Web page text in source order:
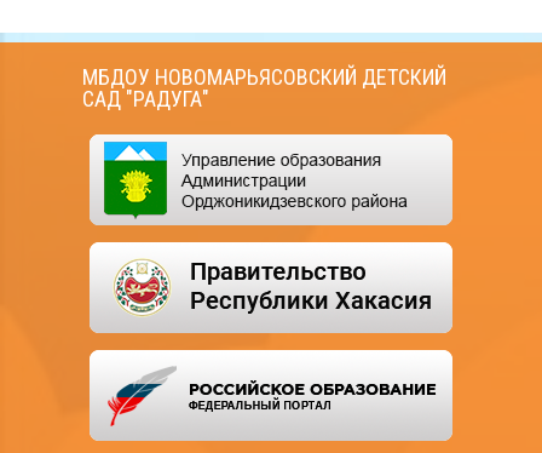
МБДОУ НОВОМАРЬЯСОВСКИЙ ДЕТСКИЙ
САД "РАДУГА"